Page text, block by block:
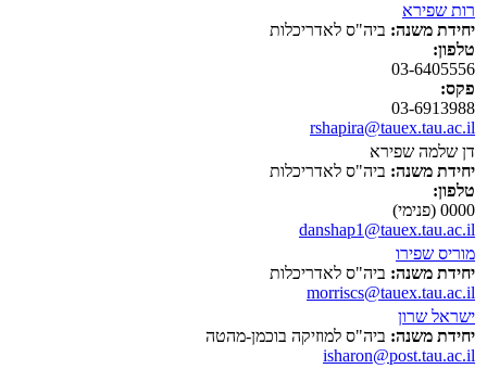
רות שפירא
יחידת משנה: ביה"ס לאדריכלות
טלפון:
03-6405556
פקס:
03-6913988
rshapira@tauex.tau.ac.il
דן שלמה שפירא
יחידת משנה: ביה"ס לאדריכלות
טלפון:
0000 (פנימי)
danshap1@tauex.tau.ac.il
מוריס שפירו
יחידת משנה: ביה"ס לאדריכלות
morriscs@tauex.tau.ac.il
ישראל שרון
יחידת משנה: ביה"ס למוזיקה בוכמן-מהטה
isharon@post.tau.ac.il